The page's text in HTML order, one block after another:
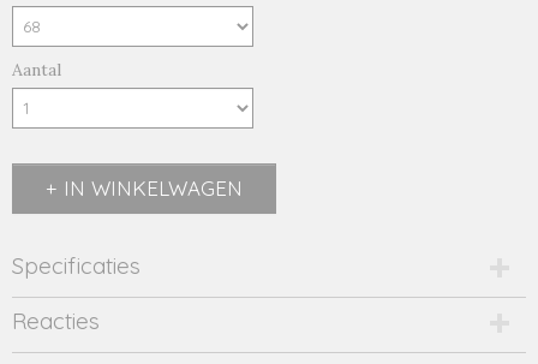
Aantal
IN WINKELWAGEN
Specificaties
Productcode
1887-10674
Reacties